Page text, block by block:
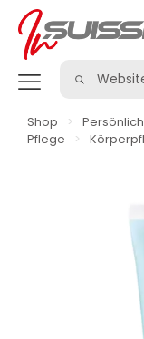
Shop >
Pflege
>